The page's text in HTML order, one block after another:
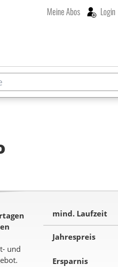
Meine Abos Login
und
mind. Laufzeit
Jahrespreis
Ersparnis